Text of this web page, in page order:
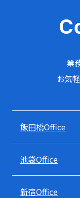
業
お気
飯田橋Office
池袋Office
新宿Office